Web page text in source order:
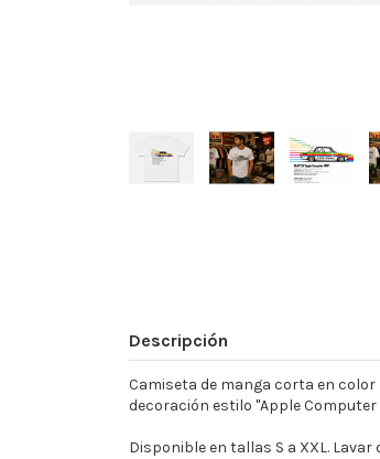
Descripción
Camiseta de manga corta en
decoración estilo "Apple Computer
Disponible en tallas S a XXL.